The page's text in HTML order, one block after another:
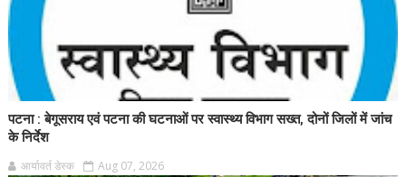
पटना : बेगूसराय एवं पटना की घटनाओं पर स्वास्थ्य विभाग सख्त, दोनों जिलों में जांच
के निर्देश
आर्यावर्त डेस्क Aug 07, 2026